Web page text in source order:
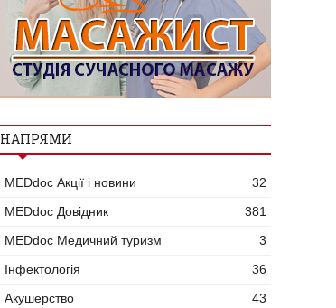
НАПРЯМИ
MEDdoc Акції і новини
32
MEDdoc Довідник
381
MEDdoc Медичний туризм
3
Інфектологія
36
Акушерство
43